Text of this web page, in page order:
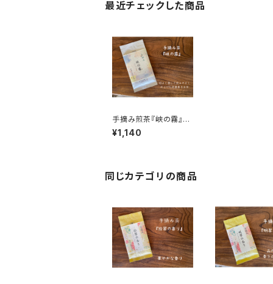
最近チェックした商品
手摘み煎茶『峡の霧』50
ｇ 【古谷園】
¥1,140
同じカテゴリの商品